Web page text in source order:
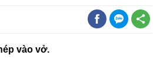
vào vở.